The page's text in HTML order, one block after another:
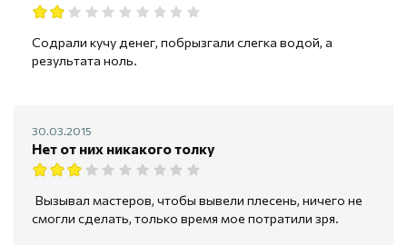
Содрали кучу денег, побрызгали слегка водой, а
результата ноль.
30.03.2015
Нет от них никакого толку
Вызывал мастеров, чтобы вывели плесень, ничего не
смогли сделать, только время мое потратили зря.